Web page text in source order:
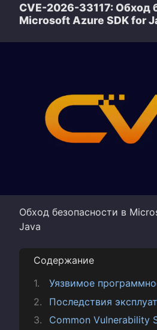
CVE-2026-33117: Обход
Microsoft Azure SDK for
Обход безопасности в
Java
Содержание
Уязвимое
Последствия
Common Vulnerability